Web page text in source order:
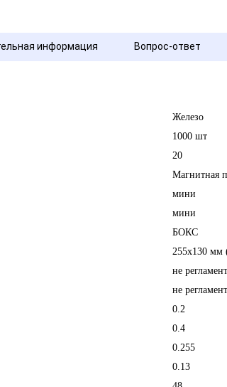
информация Вопрос-ответ
Железо
1000 шт
20
Магнитная
мини
мини
БОКС
255х130 мм
не
не
0.2
0.4
0.255
0.13